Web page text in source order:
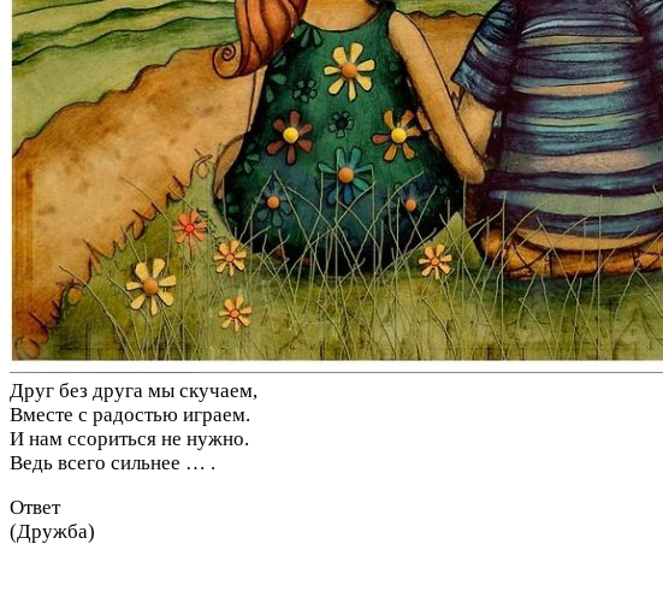
Друг без друга мы скучаем,
Вместе с радостью играем.
И нам ссориться не нужно.
Ведь всего сильнее … .
Ответ
(Дружба)